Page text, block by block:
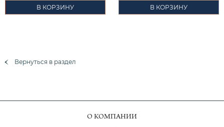
В КОРЗИНУ В КОРЗИНУ
Вернуться в раздел
О КОМПАНИИ